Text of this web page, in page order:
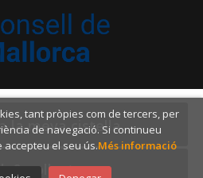
la meva cistella
& collect
. Tots els Drets Reservats |
Trevenque
tant pròpies com de tercers, per
de navegació. Si continueu
el seu ús.Més informació